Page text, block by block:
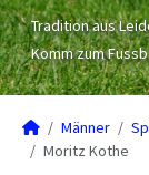
Tradition aus
Komm zum
Männer
Moritz Kothe